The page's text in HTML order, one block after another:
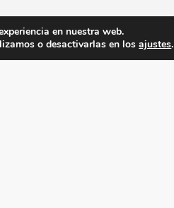
en nuestra web.
o desactivarlas en losajustes.